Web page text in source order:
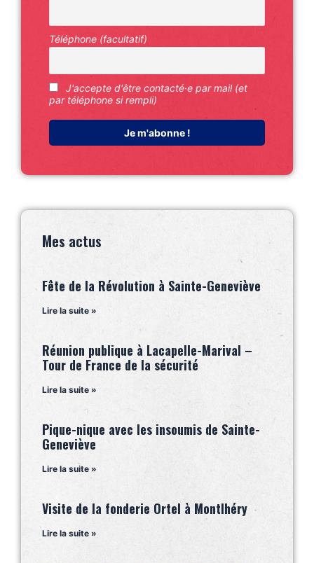
Téléphone (facultatif)
J'accepte d'être contacté·e par mail (et
par téléphone si rempli)
Mes actus
Fête de la Révolution à Sainte-Geneviève
Lire la suite »
Réunion publique à Lacapelle-Marival –
Tour de France de la sécurité
Lire la suite »
Pique-nique avec les insoumis de Sainte-
Geneviève
Lire la suite »
Visite de la fonderie Ortel à Montlhéry
Lire la suite »